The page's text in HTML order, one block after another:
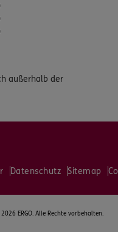
außerhalb der
Datenschutz Sitemap
2026 ERGO. Alle Rechte vorbehalten.